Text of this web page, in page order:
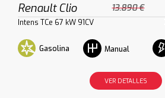
Renault Clio 13.890 €
Intens TCe 67 kW 91CV
Gasolina Manual
VER DETALLES